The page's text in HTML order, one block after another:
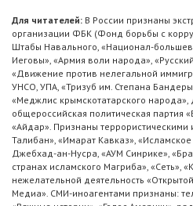
Для читателей: В России признаны
организации ФБК (Фонд борьбы с
Штабы Навального, «Национал-
Иеговы», «Армия воли народа»,
«Движение против нелегальной
УНСО, УПА, «Тризуб им. Степана
«Меджлис крымскотатарского народа»,
общероссийская политическая партия
«Айдар». Признаны
Талибан», «Имарат Кавказ», «Исламское
Джебхад-ан-Нусра, «АУМ Синрике»,
странах исламского Магриба», «Сеть»,
нежелательной деятельность
Медиа». СМИ-иноагентами признаны: